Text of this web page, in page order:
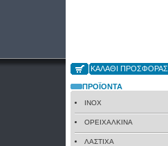
ΚΑΛΑΘΙ ΠΡΟΣΦΟΡΑΣ
ΠΡΟΪΟΝΤΑ
INOX
ΟΡΕΙΧΑΛΚΙΝΑ
ΛΑΣΤΙΧΑ